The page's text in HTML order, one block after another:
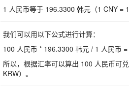
1 人民币等于 196.3300 韩元（1 CNY =
我们可以用以下公式进行计算：
100 人民币 * 196.3300 韩元 / 1 人民币
所以，根据汇率可以算出 100 人民币可
KRW）。